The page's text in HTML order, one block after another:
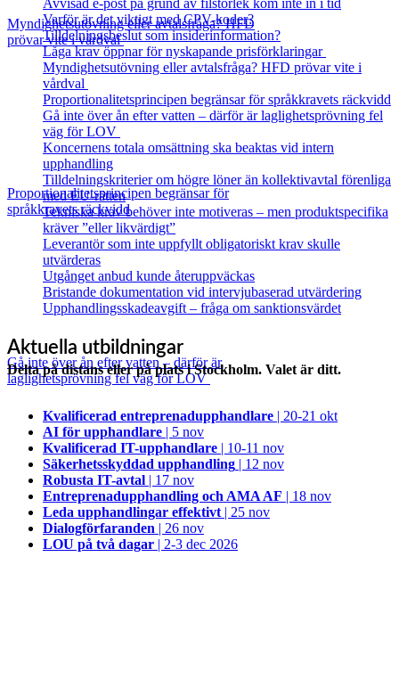
Myndighetsutövning eller avtalsfråga? HFD
prövar vite i vårdval
Proportionalitetsprincipen begränsar för
språkkravets räckvidd
Gå inte över ån efter vatten – därför är
laglighetsprövning fel väg för LOV
Varför är det viktigt med CPV-koder?
Tilldelningsbeslut som insiderinformation?
Låga krav öppnar för nyskapande prisförklaringar
Myndighetsutövning eller avtalsfråga? HFD prövar vite i
vårdval
Proportionalitetsprincipen begränsar för språkkravets räckvidd
Gå inte över ån efter vatten – därför är laglighetsprövning fel
väg för LOV
Koncernens totala omsättning ska beaktas vid intern
upphandling
Tilldelningskriterier om högre löner än kollektivavtal förenliga
med EU‑rätten
Tekniska krav behöver inte motiveras – men produktspecifika
kräver ”eller likvärdigt”
Leverantör som inte uppfyllt obligatoriskt krav skulle
utvärderas
Utgånget anbud kunde återuppväckas
Bristande dokumentation vid intervjubaserad utvärdering
Upphandlingsskadeavgift – fråga om sanktionsvärdet
Aktuella utbildningar
Delta på distans eller på plats i Stockholm. Valet är ditt.
Kvalificerad entreprenad­upphandlare | 20-21 okt
AI för upphandlare | 5 nov
Kvalificerad IT-upphandlare | 10-11 nov
Säkerhetsskyddad upphandling | 12 nov
Robusta IT-avtal | 17 nov
Entreprenadupphandling och AMA AF | 18 nov
Leda upphandlingar effektivt | 25 nov
Dialogförfaranden | 26 nov
LOU på två dagar | 2-3 dec 2026